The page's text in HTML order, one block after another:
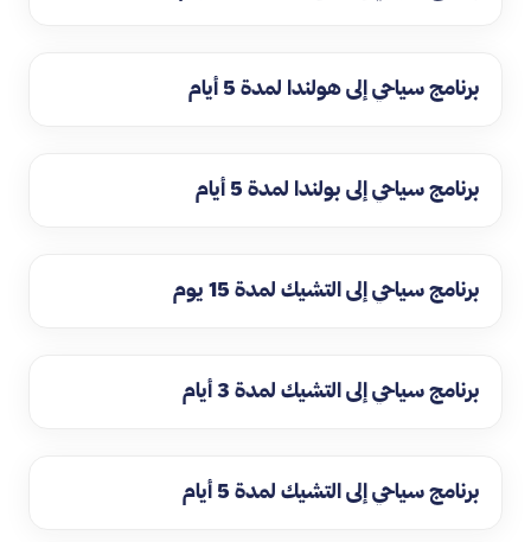
برنامج سياحي إلى هولندا لمدة 5 أيام
برنامج سياحي إلى بولندا لمدة 5 أيام
برنامج سياحي إلى التشيك لمدة 15 يوم
برنامج سياحي إلى التشيك لمدة 3 أيام
برنامج سياحي إلى التشيك لمدة 5 أيام